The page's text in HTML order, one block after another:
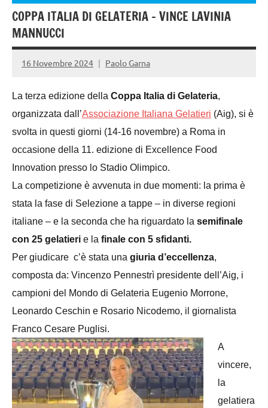
COPPA ITALIA DI GELATERIA – VINCE LAVINIA
MANNUCCI
16 Novembre 2024 Paolo Garna
La terza edizione della Coppa Italia di Gelateria,
organizzata dall’Associazione Italiana Gelatieri (Aig), si è
svolta in questi giorni (14-16 novembre) a Roma in
occasione della 11. edizione di Excellence Food
Innovation presso lo Stadio Olimpico.
La competizione è avvenuta in due momenti: la prima è
stata la fase di Selezione a tappe – in diverse regioni
italiane – e la seconda che ha riguardato la semifinale
con 25 gelatieri e la finale con 5 sfidanti.
Per giudicare c’è stata una giuria d’eccellenza,
composta da: Vincenzo Pennestrì presidente dell’Aig, i
campioni del Mondo di Gelateria Eugenio Morrone,
Leonardo Ceschin e Rosario Nicodemo, il giornalista
Franco Cesare Puglisi.
A
vincere,
la
gelatiera